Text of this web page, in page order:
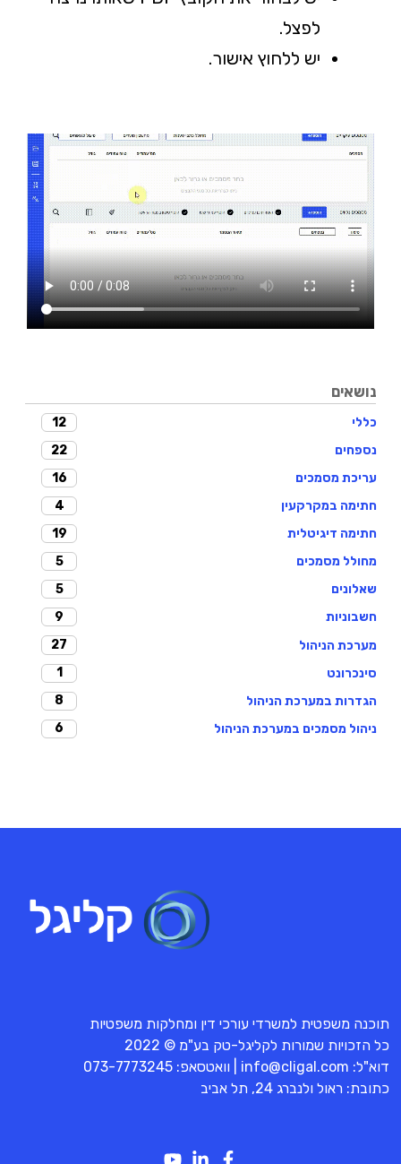
נושאים
כללי
12
נספחים
22
עריכת מסמכים
16
חתימה במקרקעין
4
חתימה דיגיטלית
19
מחולל מסמכים
5
שאלונים
5
חשבוניות
9
מערכת הניהול
27
סינכרונט
1
הגדרות במערכת הניהול
8
ניהול מסמכים במערכת הניהול
6
לפצל.
יש ללחוץ אישור.
תוכנה משפטית למשרדי עורכי דין ומחלקות משפטיות
כל הזכויות שמורות לקליגל-טק בע"מ © 2022
דוא"ל: info@cligal.com | וואטסאפ: 073-7773245
כתובת: ראול ולנברג 24, תל אביב